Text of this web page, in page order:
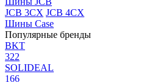
JCB 3CX JCB 4CX
Шины Case
Популярные бренды
BKT
322
SOLIDEAL
166